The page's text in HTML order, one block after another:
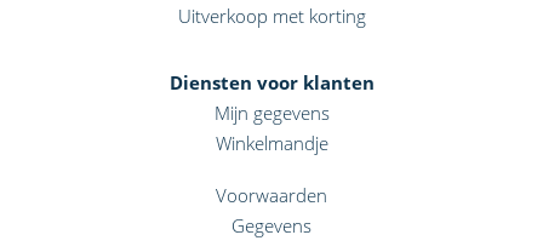
Uitverkoop met korting
Diensten voor klanten
Mijn gegevens
Winkelmandje
Voorwaarden
Gegevens